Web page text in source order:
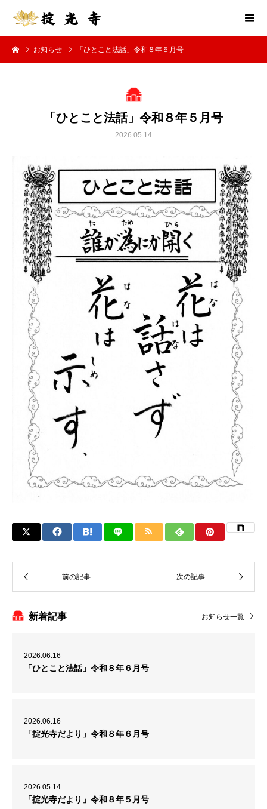
お知らせ 「ひとこと法話」令和８年５月号
「ひとこと法話」令和８年５月号
2026.05.14
新着記事 お知らせ一覧
2026.06.16
「ひとこと法話」令和８年６月号
2026.06.16
「掟光寺だより」令和８年６月号
2026.05.14
「掟光寺だより」令和８年５月号